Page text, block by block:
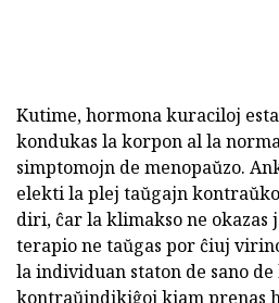
Kutime, hormona kuraciloj
kondukas la korpon al la
simptomojn de menopaŭzo.
elekti la plej taŭgajn
diri, ĉar la klimakso ne okazas
terapio ne taŭgas por ĉiuj
la individuan staton de sano
kontraŭindikiĝoj kiam prenas